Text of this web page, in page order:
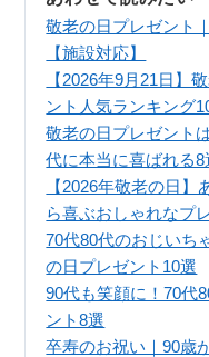
敬老の日プレゼント
【施設対応】
【2026年9月21日】
ント人気ランキング
敬老の日プレゼント
代に本当に喜ばれる8
【2026年敬老の日
ら喜ぶおしゃれなプ
70代80代のおじいち
の日プレゼント10選
90代も笑顔に！70代
ント8選
卒寿のお祝い｜90歳